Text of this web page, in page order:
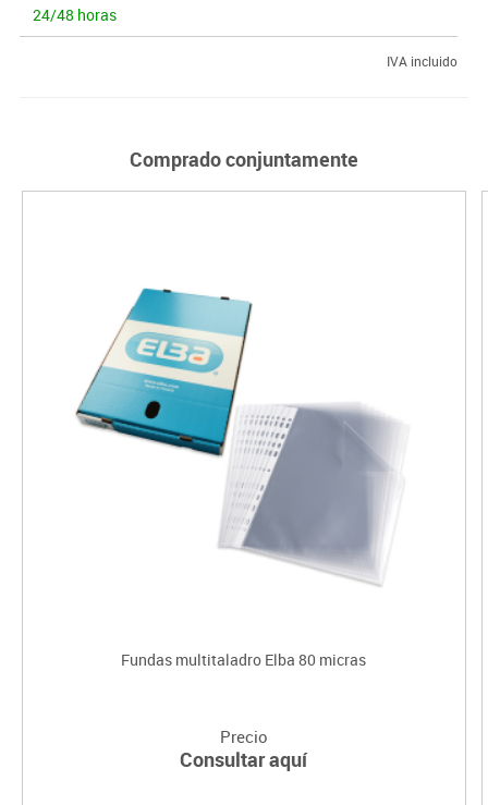
24/48 horas
IVA incluido
Comprado conjuntamente
Fundas multitaladro Elba 80 micras
Precio
Consultar aquí